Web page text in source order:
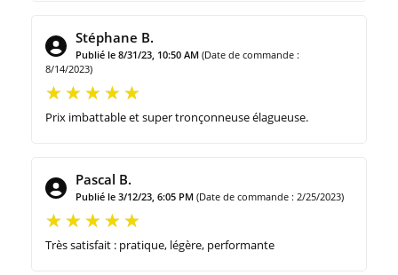
Stéphane B.
Publié le 8/31/23, 10:50 AM (Date de commande :
8/14/2023)
Prix imbattable et super tronçonneuse élagueuse.
Pascal B.
Publié le 3/12/23, 6:05 PM (Date de commande : 2/25/2023)
Très satisfait : pratique, légère, performante